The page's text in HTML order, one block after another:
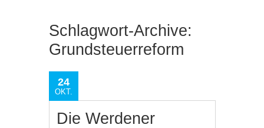
Schlagwort-Archive:
Grundsteuerreform
24
OKT.
Die Werdener